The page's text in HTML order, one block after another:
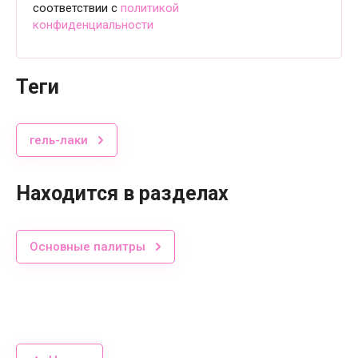
соответствии с политикой
конфиденциальности
теги
гель-лаки
Находится в разделах
Основные палитры